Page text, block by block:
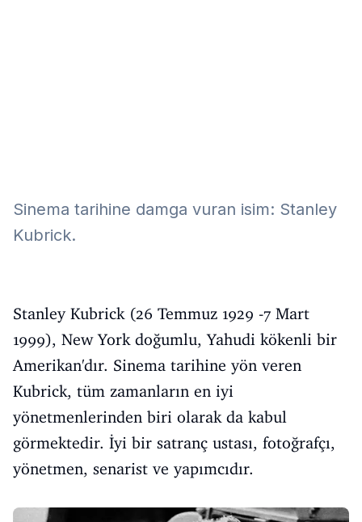
Sinema tarihine damga vuran isim: Stanley
Kubrick.
Stanley Kubrick (26 Temmuz 1929 -7 Mart
1999), New York doğumlu, Yahudi kökenli bir
Amerikan'dır. Sinema tarihine yön veren
Kubrick, tüm zamanların en iyi
yönetmenlerinden biri olarak da kabul
görmektedir. İyi bir satranç ustası, fotoğrafçı,
yönetmen, senarist ve yapımcıdır.